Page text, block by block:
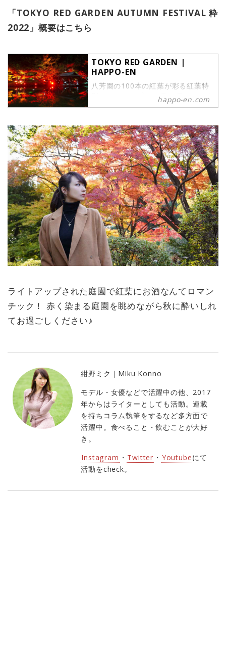
「TOKYO RED GARDEN AUTUMN FESTIVAL 粋
2022」概要はこちら
TOKYO RED GARDEN |
HAPPO-EN
八芳園の100本の紅葉が彩る紅葉特
別ライトアップは11月18日よりスタ
ート。
内のさまざまな場所で夜の紅葉狩り
を楽しむことができます。秋ならで
はの旬の食材を使用したお料理に舌
鼓を打ちながら、大切な人と秋を五
感で感じる秋。
木戸門をくぐれば、そこには非日常
が広がっています。
happo-en.com
ライトアップされた庭園で紅葉にお酒なんてロマン
チック！ 赤く染まる庭園を眺めながら秋に酔いしれ
てお過ごしください♪
紺野ミク｜Miku Konno
モデル・女優などで活躍中の他、2017
年からはライターとしても活動。連載
を持ちコラム執筆をするなど多方面で
活躍中。食べること・飲むことが大好
き。
Instagram ・ Twitter ・ Youtubeにて
活動をcheck。